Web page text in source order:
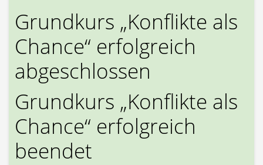
Grundkurs „Konflikte als
Chance“ erfolgreich
abgeschlossen
Grundkurs „Konflikte als
Chance“ erfolgreich
beendet